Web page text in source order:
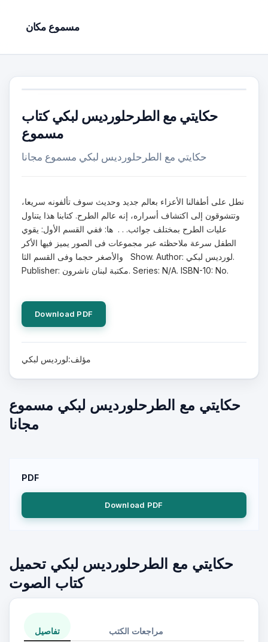
مسموع مكان
حكايتي مع الطرحلورديس لبكي كتاب
مسموع
حكايتي مع الطرحلورديس لبكي مسموع مجانا
نطل على أطفالنا الأعزاء بعالم جديد وحديث سوف تألفونه سريعا،
وتتشوقون إلى اكتشاف أسراره، إنه عالم الطرح. كتابنا هذا يتناول
عليات الطرح بمختلف جوائب. . . ها: ففي القسم الأول: يقوي
الطفل سرعة ملاحظته عبر مجموعات فى الصور يميز فيها الأكر
والأصغر حجما وفى القسم الثا Show. Author: لورديس لبكي.
Publisher: مكتبة لبنان ناشرون. Series: N/A. ISBN-10: No.
Download PDF
مؤلف:لورديس لبكي
حكايتي مع الطرحلورديس لبكي مسموع
مجانا
PDF
Download PDF
حكايتي مع الطرحلورديس لبكي تحميل
كتاب الصوت
تفاصيل مراجعات الكتب